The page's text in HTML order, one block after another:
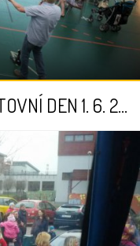
Běh RUN and HELP a SPORTOVNÍ DEN 1. 6. 2015